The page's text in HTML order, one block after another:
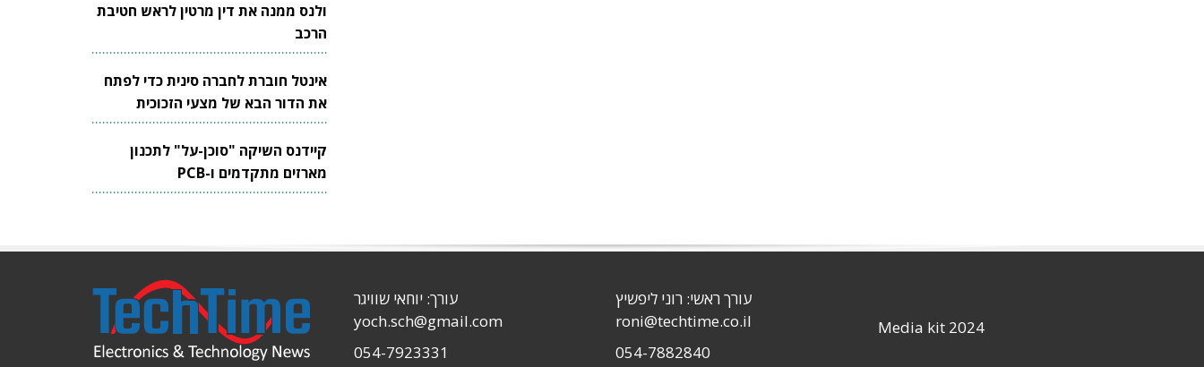
ולנס ממנה את דין מרטין לראש חטיבת
הרכב
אינטל חוברת לחברה סינית כדי לפתח
את הדור הבא של מצעי הזכוכית
לשבבים
קיידנס השיקה "סוכן-על" לתכנון
מארזים מתקדמים ו-PCB
Media kit 2024
עורך ראשי: רוני ליפשיץ
roni@techtime.co.il
054-7882840
עורך: יוחאי שוויגר
yoch.sch@gmail.com
054-7923331